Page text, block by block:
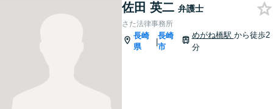
佐田 英二 弁護士
さた法律事務所
長崎
県
|
長崎
市
めがね橋駅 から徒歩2
分